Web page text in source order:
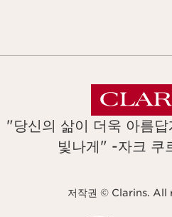
"당신의 삶이 더욱 아름
빛나게" -자크 쿠
저작권 © Clarins.